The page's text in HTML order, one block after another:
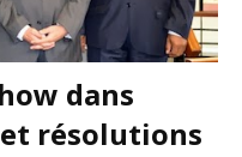
dans
résolutions